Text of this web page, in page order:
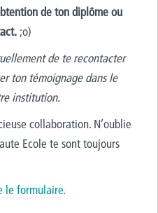
de ton diplôme ou
;o)
de te recontacter
ton témoignage dans le
institution.
collaboration. N’oublie
Ecole te sont toujours
le formulaire.